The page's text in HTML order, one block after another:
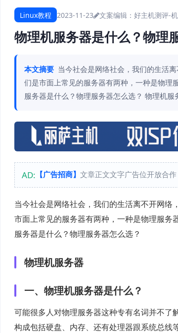
Linux教程 2023-11-23 文案编辑：好主机测评-
物理机服务器是什么？物理
本文摘要 当今社会是网络社会，我们的生活
们是市面上常见的服务器有两种，一种是物理
服务器是什么？物理服务器怎么选？ 物理机
AD: 【广告招商】 文章正文文字广告位开放合作
当今社会是网络社会，我们的生活离不开网络
市面上常见的服务器有两种，一种是物理服
服务器是什么？物理服务器怎么选？
物理机服务器
一、物理机服务器是什么？
可能很多人对物理服务器这种专有名词并不
构成包括硬盘、内存、还有处理器跟系统总